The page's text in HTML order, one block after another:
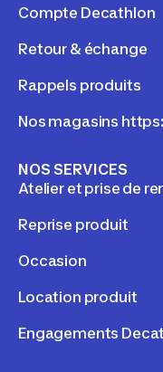
Compte Decathlon
Retour & échange
Rappels produits
Nos magasins
NOS SERVICES
Atelier et prise de
Reprise produit
Occasion
Location produit
Engagements